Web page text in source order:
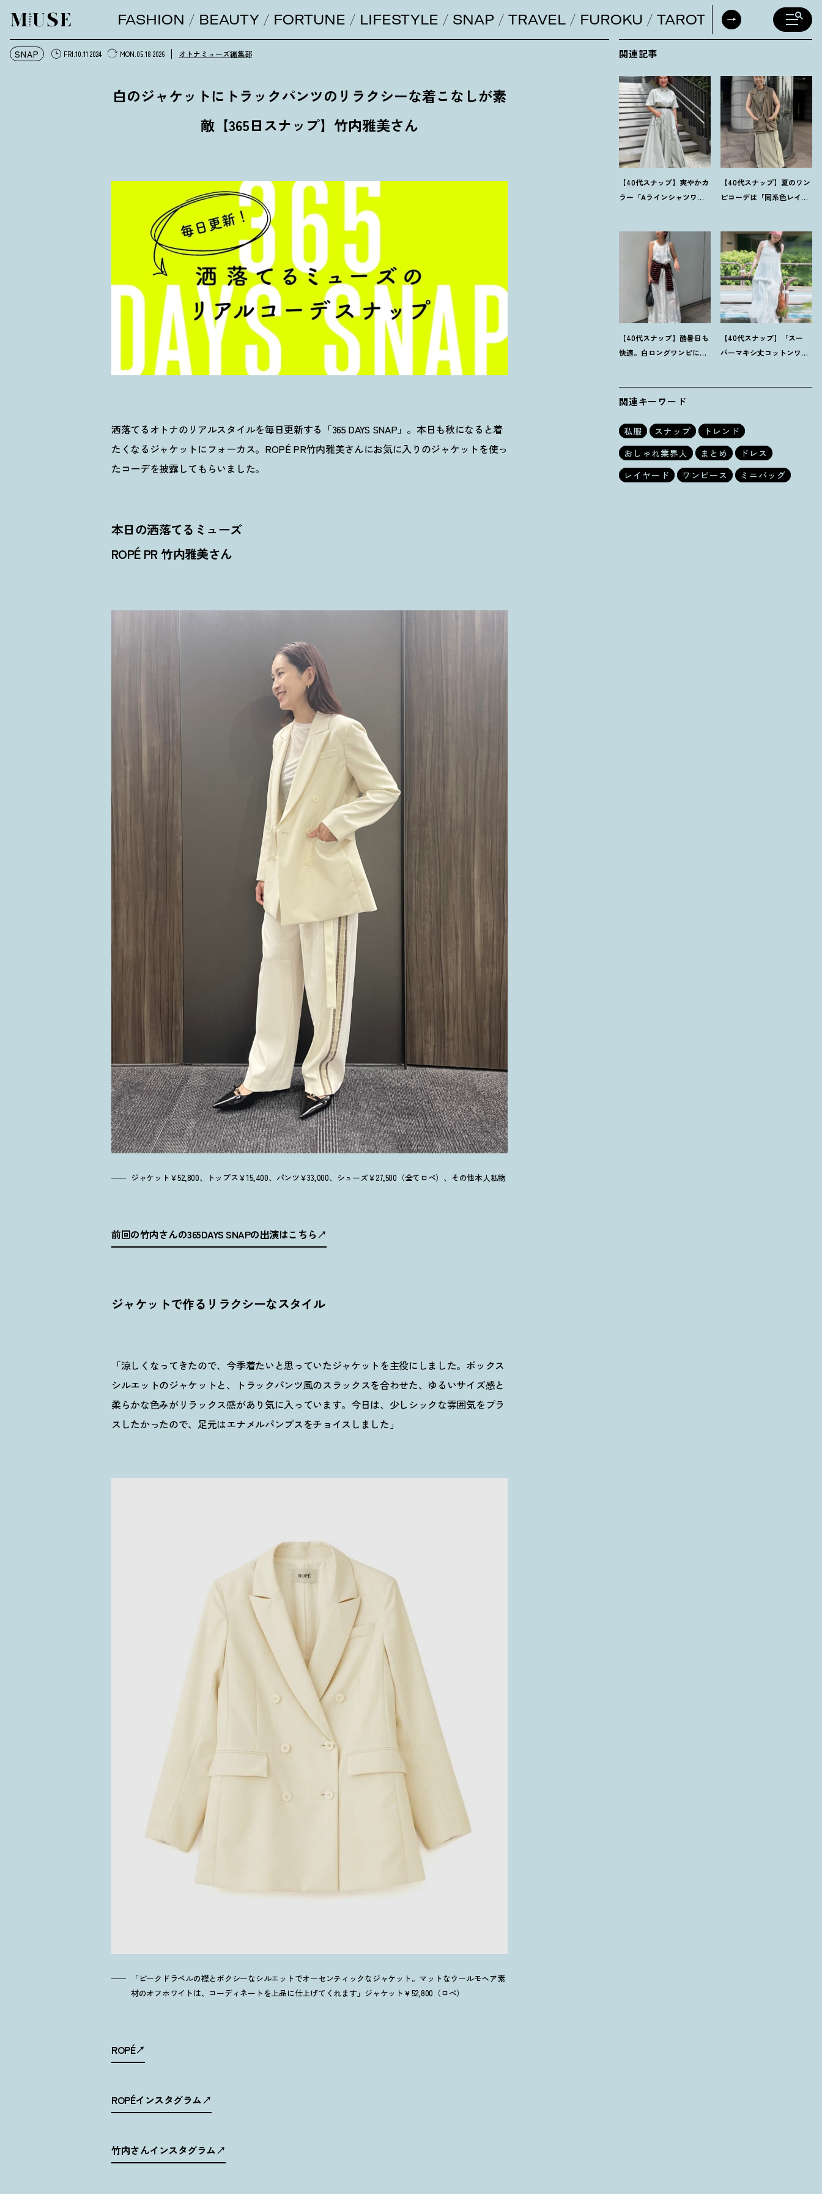
オトナミューズ ウェブFASHION BEAUTY FORTUNE LIFESTYLE SNAP TRAVEL FUROKU TAROT DAILY
SNAP FRI.10.11 2024 MON.05.18 2026 オトナミューズ編集部
白のジャケットにトラックパンツのリラクシーな着こなしが素
敵【365日スナップ】竹内雅美さん
洒落てるオトナのリアルスタイルを毎日更新する「365 DAYS SNAP」。本日も秋になると着
たくなるジャケットにフォーカス。ROPÉ PR竹内雅美さんにお気に入りのジャケットを使っ
たコーデを披露してもらいました。
本日の洒落てるミューズ
ROPÉ PR 竹内雅美さん
ジャケット￥52,800、トップス￥15,400、パンツ￥33,000、シューズ￥27,500（全てロペ）、その他本人私物
前回の竹内さんの365DAYS SNAPの出演はこちら
ジャケットで作るリラクシーなスタイル
「涼しくなってきたので、今季着たいと思っていたジャケットを主役にしました。ボックス
シルエットのジャケットと、トラックパンツ風のスラックスを合わせた、ゆるいサイズ感と
柔らかな色みがリラックス感があり気に入っています。今日は、少しシックな雰囲気をプラ
スしたかったので、足元はエナメルパンプスをチョイスしました」
「ピークドラペルの襟とボクシーなシルエットでオーセンティックなジャケット。マットなウールモヘア素
材のオフホワイトは、コーディネートを上品に仕上げてくれます」ジャケット￥52,800（ロペ）
ROPÉ
ROPÉインスタグラム
竹内さんインスタグラム
関連記事
【40代スナップ】爽やかカ
ラー「Aラインシャツワン
【40代スナップ】夏のワン
ピコーデは「同系色レイ
【40代スナップ】酷暑日も
快適。白ロングワンピに
【40代スナップ】「スー
パーマキシ丈コットンワン
関連キーワード
私服 スナップ
トレンド
おしゃれ業界人
まとめ
ドレス
レイヤード
ワンピース ミニバッグ